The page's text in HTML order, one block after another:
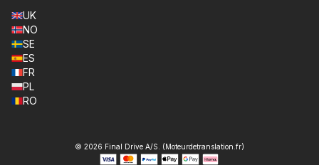
UK
NO
SE
ES
FR
PL
RO
© 2026 Final Drive A/S. (Moteurdetranslation.fr)